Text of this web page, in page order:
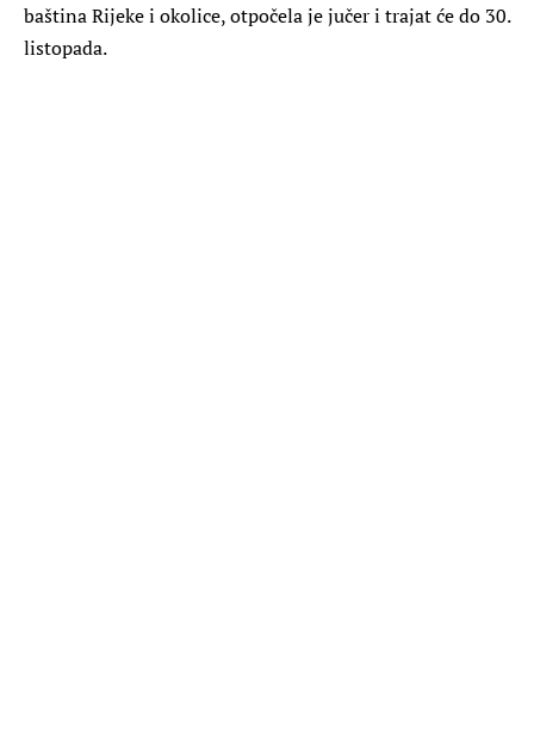
baština Rijeke i okolice, otpočela je jučer i trajat će do 30.
listopada.